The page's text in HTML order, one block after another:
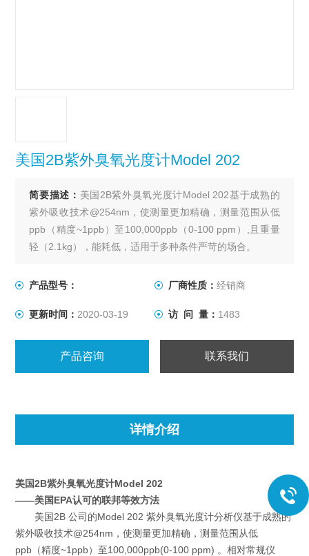
美国2B紫外臭氧光度计Model 202
简要描述： 美国2B紫外臭氧光度计Model 202基于成熟的
紫外吸收技术@254nm，使测量更加精确，测量范围从低
ppb（精度~1ppb）至100,000ppb（0-100 ppm）,且重量
轻（2.1kg），能耗低，适用于多种条件严苛的场合。
产品型号： 厂商性质： 经销商
更新时间： 2020-03-19 访 问 量： 1483
产品咨询 联系我们
详情介绍
美国2B紫外臭氧光度计Model 202
——美国EPA认可的联邦等效方法
美国2B 公司的Model 202 紫外臭氧光度计分析仪基于成熟的
紫外吸收技术@254nm，使测量更加精确，测量范围从低
ppb（精度~1ppb）至100,000ppb(0-100 ppm) 。相对常规仪